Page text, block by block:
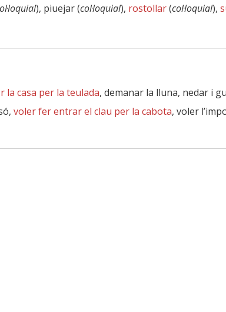
), piuejar (col·loquial), rostollar(col·loquial),
la casa per la teulada, demanar la lluna, nedar i
voler fer entrar el clau per la cabota, voler